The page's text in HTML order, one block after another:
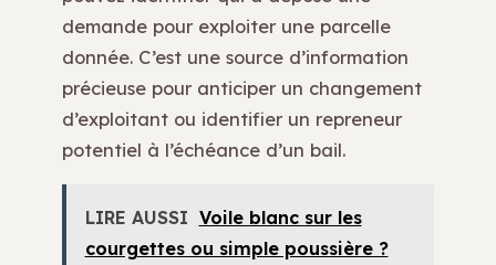
demande pour exploiter une parcelle
donnée. C’est une source d’information
précieuse pour anticiper un changement
d’exploitant ou identifier un repreneur
potentiel à l’échéance d’un bail.
LIRE AUSSI Voile blanc sur les
courgettes ou simple poussière ?